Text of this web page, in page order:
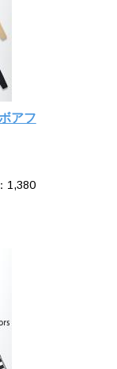
アフ
1,380